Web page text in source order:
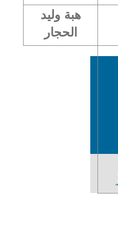
هبة وليد
الحجار